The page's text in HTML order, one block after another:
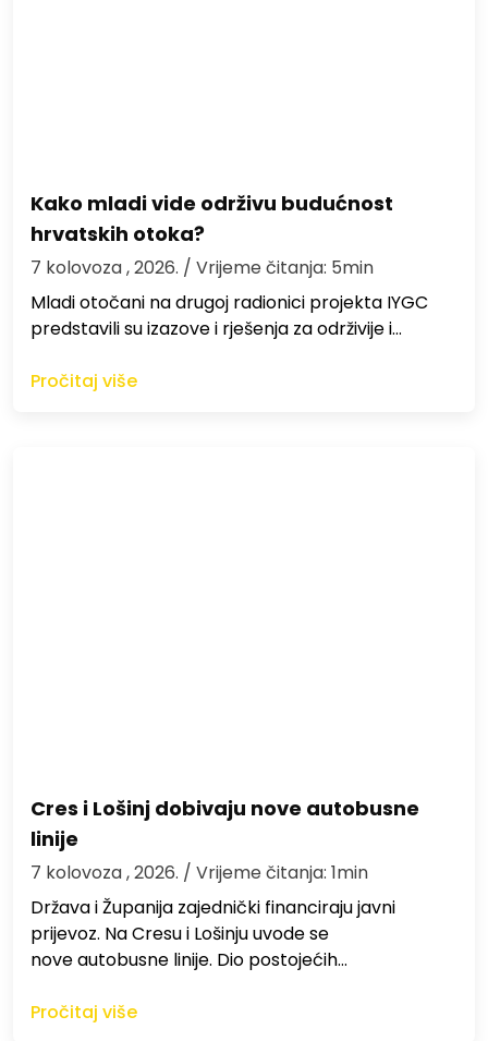
Kako mladi vide održivu budućnost
hrvatskih otoka?
7 kolovoza , 2026. / Vrijeme čitanja: 5min
Mladi otočani na drugoj radionici projekta IYGC
predstavili su izazove i rješenja za održivije i…
Pročitaj više
Cres i Lošinj dobivaju nove autobusne
linije
7 kolovoza , 2026. / Vrijeme čitanja: 1min
Država i Županija zajednički financiraju javni
prijevoz. Na Cresu i Lošinju uvode se
nove autobusne linije. Dio postojećih…
Pročitaj više